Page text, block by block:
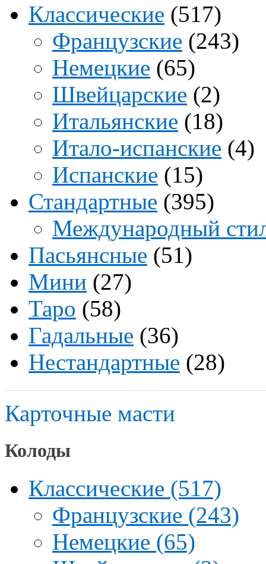
Классические (517)
Французские (243)
Немецкие (65)
Швейцарские (2)
Итальянские (18)
Итало-испанские (4)
Испанские (15)
Стандартные (395)
Международный
Пасьянсные (51)
Мини (27)
Таро (58)
Гадальные (36)
Нестандартные (28)
Карточные масти
Колоды
Классические (517)
Французские (243)
Немецкие (65)